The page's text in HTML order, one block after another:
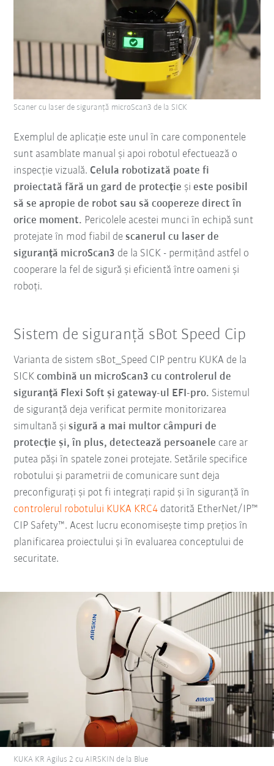
Exemplul de aplicație este unul în care componentele
sunt asamblate manual și apoi robotul efectuează o
inspecție vizuală. Celula robotizată poate fi
proiectată fără un gard de protecție șieste posibil
să se apropie de robot sau să coopereze direct în
orice moment. Pericolele acestei munci în echipă sunt
protejate în mod fiabil descanerul cu laser de
siguranță microScan3 de la SICK - permițând astfel o
cooperare la fel de sigură și eficientă între oameni și
roboți.
Scaner cu laser de siguranță microScan3 de la SICK
Sistem de siguranță sBot Speed Cip
Varianta de sistem sBot_Speed CIP pentru KUKA de la
SICKcombină un microScan3 cu controlerul de
siguranță Flexi Soft și gateway-ul EFI-pro. Sistemul
de siguranță deja verificat permite monitorizarea
simultană șisigură a mai multor câmpuri de
protecție și, în plus, detectează persoanele care ar
putea păși în spatele zonei protejate. Setările specifice
robotului și parametrii de comunicare sunt deja
preconfigurați și pot fi integrați rapid și în siguranță în
controlerul robotului KUKA KRC4 datorită EtherNet/IP™
CIP Safety™. Acest lucru economisește timp prețios în
planificarea proiectului și în evaluarea conceptului de
securitate.
KUKA KR Agilus 2 cu AIRSKIN de la Blue